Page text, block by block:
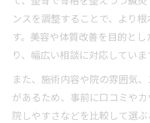
鍼灸併用でどこまでケア
整骨院鍼灸併用で対
整骨院で受けられる
整骨院鍼灸併用でで
と
ンスを調整することで、より
す。美容や体質改善を目的と
り、幅広い相談に対応していま
また、施術内容や院の雰囲気
があるため、事前に口コミや
院しやすさなどを比較して選